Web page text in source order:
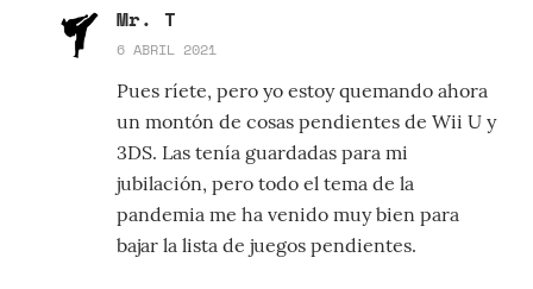
Mr. T
6 ABRIL 2021
Pues ríete, pero yo estoy quemando ahora
un montón de cosas pendientes de Wii U y
3DS. Las tenía guardadas para mi
jubilación, pero todo el tema de la
pandemia me ha venido muy bien para
bajar la lista de juegos pendientes.